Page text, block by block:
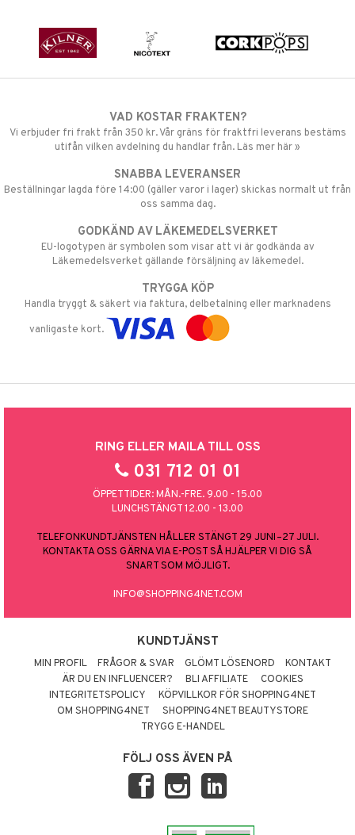
VAD KOSTAR FRAKTEN?
Vi erbjuder fri frakt från 350 kr. Vår gräns för fraktfri leverans bestäms
utifån vilken avdelning du handlar från. Läs mer här »
SNABBA LEVERANSER
Beställningar lagda före 14:00 (gäller varor i lager) skickas normalt ut från
oss samma dag.
GODKÄND AV LÄKEMEDELSVERKET
EU-logotypen är symbolen som visar att vi är godkända av
Läkemedelsverket gällande försäljning av läkemedel.
TRYGGA KÖP
Handla tryggt & säkert via faktura, delbetalning eller marknadens
vanligaste kort.
RING ELLER MAILA TILL OSS
031 712 01 01
ÖPPETTIDER: MÅN.-FRE. 9.00 - 15.00
LUNCHSTÄNGT 12.00 - 13.00
TELEFONKUNDTJÄNSTEN HÅLLER STÄNGT 29 JUNI–27 JULI.
KONTAKTA OSS GÄRNA VIA E-POST SÅ HJÄLPER VI DIG SÅ
SNART SOM MÖJLIGT.
INFO@SHOPPING4NET.COM
KUNDTJÄNST
MIN PROFIL FRÅGOR & SVAR GLÖMT LÖSENORD
KONTAKT
ÄR DU EN INFLUENCER?
BLI AFFILIATE
COOKIES
INTEGRITETSPOLICY
KÖPVILLKOR FÖR SHOPPING4NET
OM SHOPPING4NET
SHOPPING4NET BEAUTYSTORE
TRYGG E-HANDEL
FÖLJ OSS ÄVEN PÅ